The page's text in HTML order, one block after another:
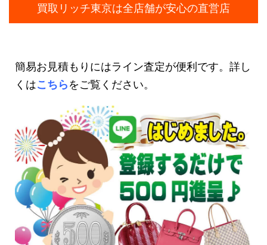
買取リッチ東京は全店舗が安心の直営店
簡易お見積もりにはライン査定が便利です。詳し
くはこちらをご覧ください。